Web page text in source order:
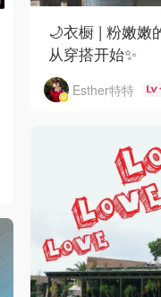
🌙衣橱 | 粉嫩嫩
从穿搭开始✨
Esther特特